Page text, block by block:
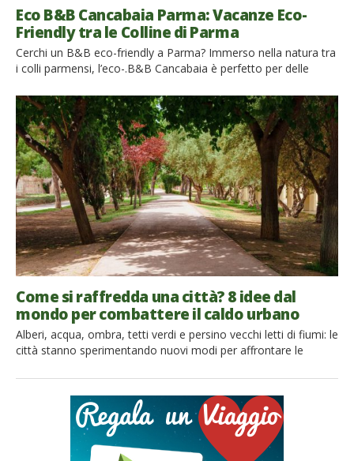
Eco B&B Cancabaia Parma: Vacanze Eco-
Friendly tra le Colline di Parma
Cerchi un B&B eco-friendly a Parma? Immerso nella natura tra
i colli parmensi, l’eco-.B&B Cancabaia è perfetto per delle
città. È il posto perfetto per godersi la natura dell’Appennino,
fare passeggiate a piedi o in bicicletta, alla scoperta di antichi
castelli, borghi suggestivi […]
Come si raffredda una città? 8 idee dal
mondo per combattere il caldo urbano
Alberi, acqua, ombra, tetti verdi e persino vecchi letti di fiumi: le
città stanno sperimentando nuovi modi per affrontare le
Parigi a Singapore, da Valencia a Seul. Il cambiamento
climatico sta portando temperature sempre più elevate,
ondate di calore più frequenti e periodi di caldo […]